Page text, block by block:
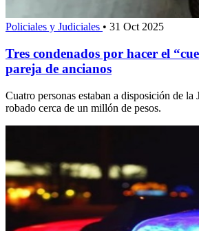
Policiales y Judiciales • 31 Oct 2025
Tres condenados por hacer el
pareja de ancianos
Cuatro personas estaban a disposición de la
robado cerca de un millón de pesos.